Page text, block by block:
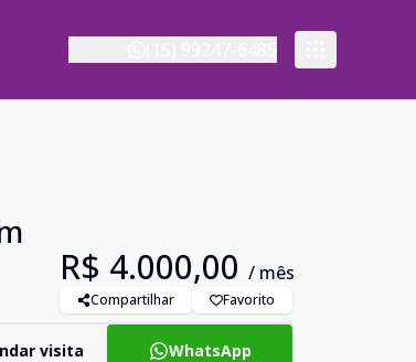
R$ 4.000,00 / mês
Compartilhar Favorito
visita WhatsApp